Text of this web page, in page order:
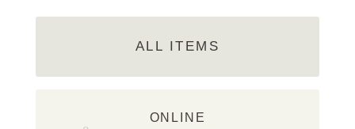
ALL ITEMS
ONLINE